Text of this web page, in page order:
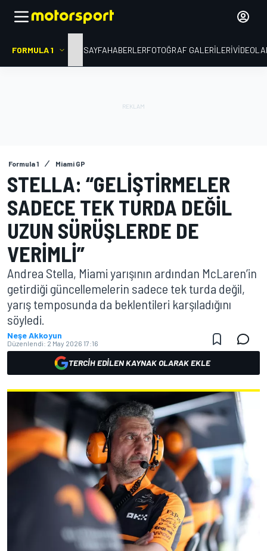
FORMULA 1 ANA SAYFAHABERLERFOTOĞRAF GALERILERI
Formula 1 Miami GP
STELLA: “GELIŞTIRMELER
SADECE TEK TURDA DEĞIL
UZUN SÜRÜŞLERDE DE
VERIMLI”
Andrea Stella, Miami yarışının ardından McLaren’in
getirdiği güncellemelerin sadece tek turda değil,
yarış temposunda da beklentileri karşıladığını
söyledi.
Neşe Akkoyun
Düzenlendi: 2 May 2026 17:16
TERCIH EDILEN KAYNAK OLARAK EKLE